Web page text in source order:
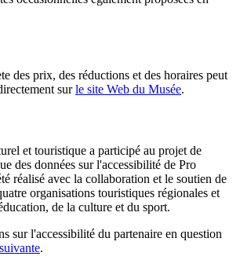
des prix, des réductions et des horaires peut
surle site Web du Musée.
et touristique a participé au projet de
des données sur l'accessibilité de Pro
réalisé avec la collaboration et le soutien de
organisations touristiques régionales et
de la culture et du sport.
sur l'accessibilité du partenaire en question
.